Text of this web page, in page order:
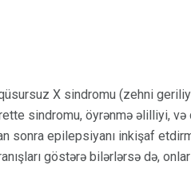
X sindromu (zehni
sindromu, öyrənmə əlilliyi,
sonra epilepsiyanı inkişaf
göstərə bilərlərsə də,